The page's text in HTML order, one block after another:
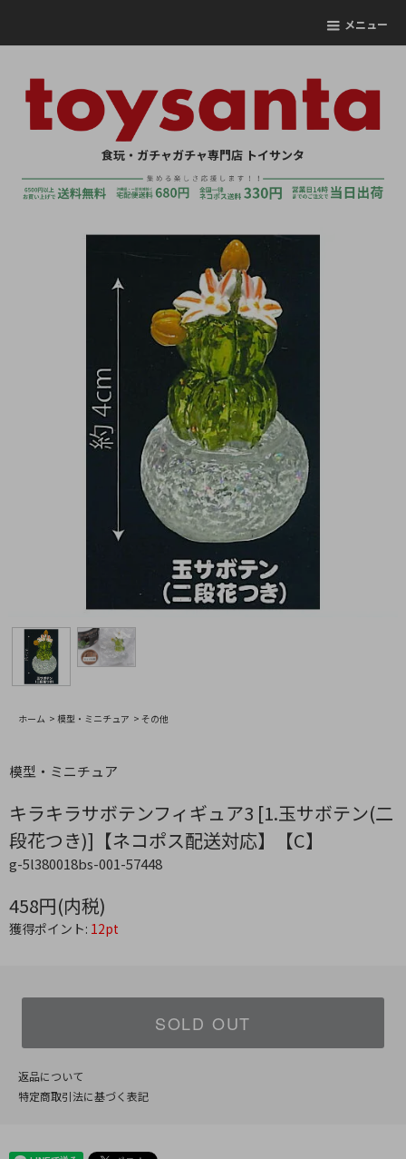
メニュー
食玩・ガチャガチャ専門店 トイサンタ
ホーム > 模型・ミニチュア > その他
模型・ミニチュア
キラキラサボテンフィギュア3 [1.玉サボテン(二
段花つき)]【ネコポス配送対応】【C】
g-5l380018bs-001-57448
458円(内税)
獲得ポイント: 12pt
SOLD OUT
返品について
特定商取引法に基づく表記